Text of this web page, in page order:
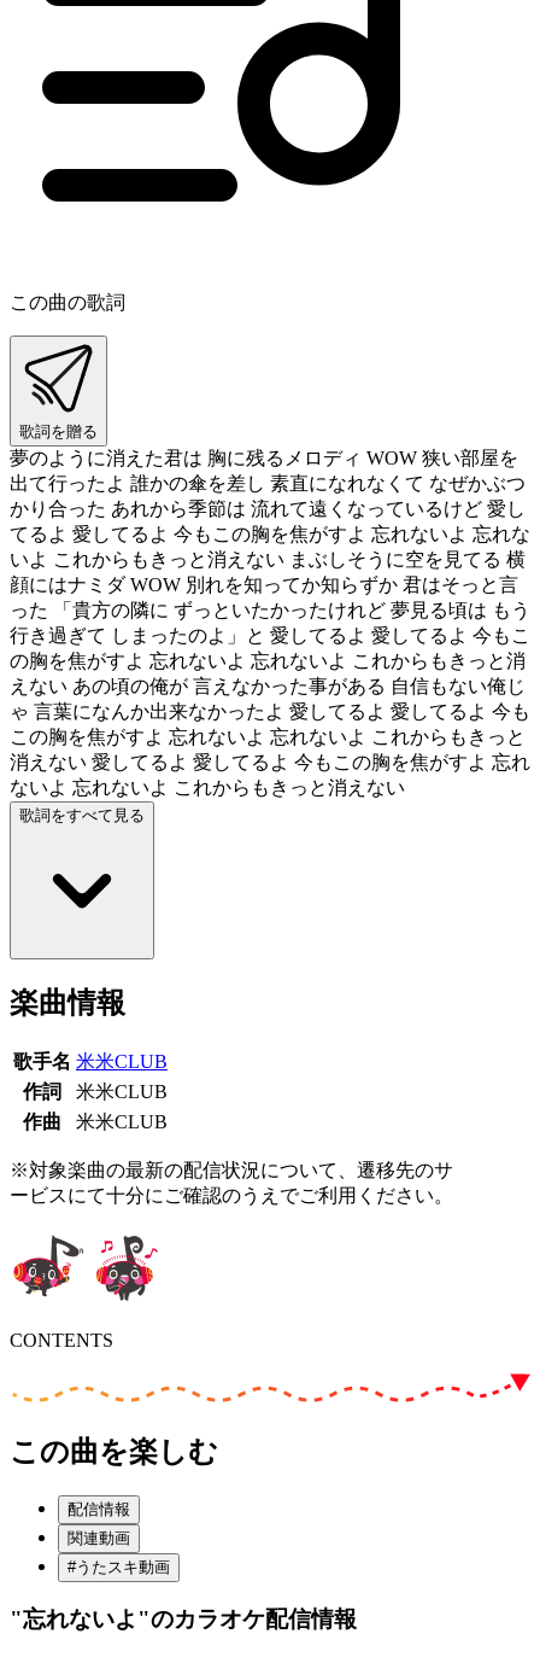
この曲の歌詞
歌詞を贈る
夢のように消えた君は 胸に残るメロディ WOW 狭い部屋を
出て行ったよ 誰かの傘を差し 素直になれなくて なぜかぶつ
かり合った あれから季節は 流れて遠くなっているけど 愛し
てるよ 愛してるよ 今もこの胸を焦がすよ 忘れないよ 忘れな
いよ これからもきっと消えない まぶしそうに空を見てる 横
顔にはナミダ WOW 別れを知ってか知らずか 君はそっと言
った 「貴方の隣に ずっといたかったけれど 夢見る頃は もう
行き過ぎて しまったのよ」と 愛してるよ 愛してるよ 今もこ
の胸を焦がすよ 忘れないよ 忘れないよ これからもきっと消
えない あの頃の俺が 言えなかった事がある 自信もない俺じ
ゃ 言葉になんか出来なかったよ 愛してるよ 愛してるよ 今も
この胸を焦がすよ 忘れないよ 忘れないよ これからもきっと
消えない 愛してるよ 愛してるよ 今もこの胸を焦がすよ 忘れ
ないよ 忘れないよ これからもきっと消えない
歌詞をすべて見る
楽曲情報
歌手名 米米CLUB
作詞
米米CLUB
作曲
米米CLUB
※対象楽曲の最新の配信状況について、遷移先のサ
ービスにて十分にご確認のうえでご利用ください。
CONTENTS
この曲を楽しむ
配信情報
関連動画
#うたスキ動画
"忘れないよ"のカラオケ配信情報